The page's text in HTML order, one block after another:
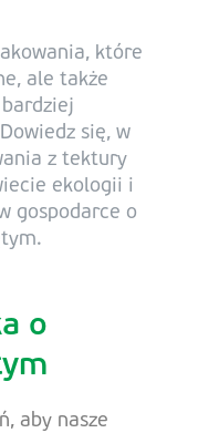
które
ale także
się, w
z tektury
ekologii i
gospodarce o
o
aby nasze